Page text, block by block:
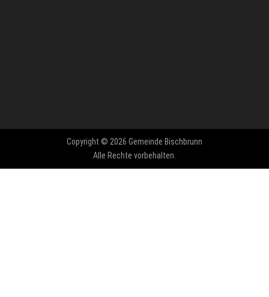
Copyright © 2026 Gemeinde Bischbrunn
Alle Rechte vorbehalten.